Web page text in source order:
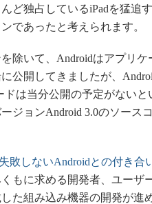
ど独占しているiPadを猛追
であったと考えられます。
除いて、Androidはアプリケ
公開してきましたが、
ドは当分公開の予定がない
ジョンAndroid 3.0のソース
失敗しないAndroidとの付き合
もに求める開発者、ユーザ
た組み込み機器の開発が進